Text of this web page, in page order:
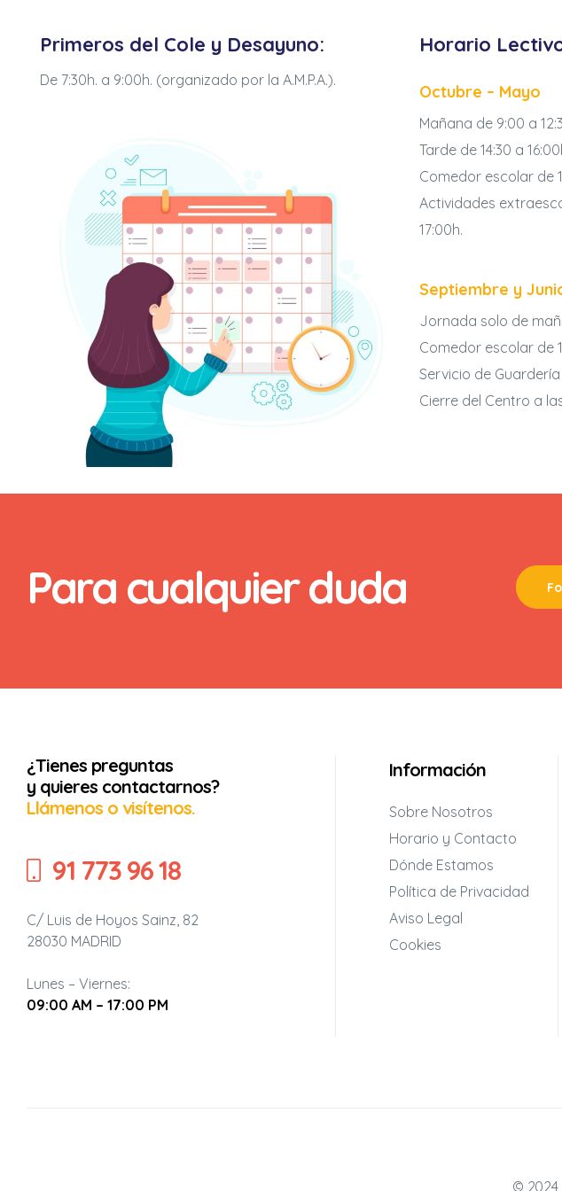
Primeros del Cole y Desayuno:
De 7:30h. a 9:00h. (organizado por la A.M.P.A.).
Horario
Octubre – Mayo
Mañana de 9:00 a
Tarde de 14:30 a
Comedor escolar de
Actividades
17:00h.
Septiembre y
Jornada solo de
Comedor escolar de
Servicio de Guardería
Cierre del Centro a
Para cualquier duda
¿Tienes preguntas
y quieres contactarnos?
Llámenos o visítenos.
91 773 96 18
C/ Luis de Hoyos Sainz, 82
28030 MADRID
Lunes – Viernes:
09:00 AM – 17:00 PM
Información
Sobre Nosotros
Horario y Contacto
Dónde Estamos
Política de Privacidad
Aviso Legal
Cookies
© 2024